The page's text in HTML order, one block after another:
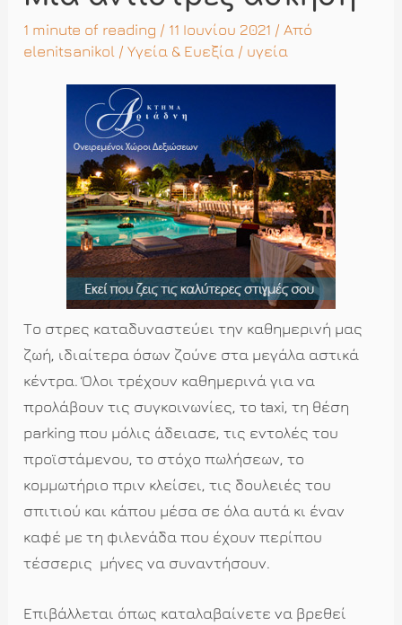
1 minute of reading / 11 Ιουνίου 2021 / Από
elenitsanikol /Υγεία & Ευεξία / υγεία
Το στρες καταδυναστεύει την καθημερινή μας
ζωή, ιδιαίτερα όσων ζούνε στα μεγάλα αστικά
κέντρα. Όλοι τρέχουν καθημερινά για να
προλάβουν τις συγκοινωνίες, τοtaxi, τη θέση
parking που μόλις άδειασε, τις εντολές του
προϊστάμενου, το στόχο πωλήσεων, το
κομμωτήριο πριν κλείσει, τις δουλειές του
σπιτιού και κάπου μέσα σε όλα αυτά κι έναν
καφέ με τη φιλενάδα που έχουν περίπου
τέσσερις μήνες να συναντήσουν.
Επιβάλλεται όπως καταλαβαίνετε να βρεθεί